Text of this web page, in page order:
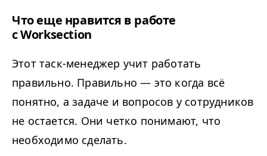
Что еще нравится в работе
с Worksection
Этот таск-менеджер учит работать
правильно. Правильно — это когда всё
понятно, а задаче и вопросов у сотрудников
не остается. Они четко понимают, что
необходимо сделать.